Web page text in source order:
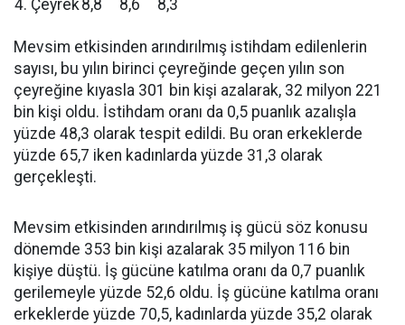
4. Çeyrek8,8 8,6 8,3
Mevsim etkisinden arındırılmış istihdam edilenlerin
sayısı, bu yılın birinci çeyreğinde geçen yılın son
çeyreğine kıyasla 301 bin kişi azalarak, 32 milyon 221
bin kişi oldu. İstihdam oranı da 0,5 puanlık azalışla
yüzde 48,3 olarak tespit edildi. Bu oran erkeklerde
yüzde 65,7 iken kadınlarda yüzde 31,3 olarak
gerçekleşti.
Mevsim etkisinden arındırılmış iş gücü söz konusu
dönemde 353 bin kişi azalarak 35 milyon 116 bin
kişiye düştü. İş gücüne katılma oranı da 0,7 puanlık
gerilemeyle yüzde 52,6 oldu. İş gücüne katılma oranı
erkeklerde yüzde 70,5, kadınlarda yüzde 35,2 olarak